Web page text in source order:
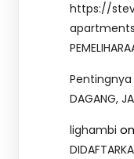
https://
Pentingnya
DAGANG,
lighambi on